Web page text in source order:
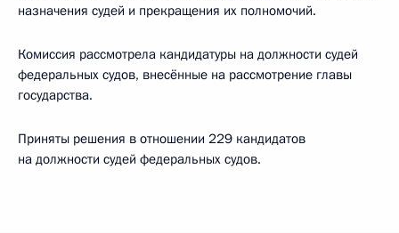
назначения судей и прекращения их полномочий.
Комиссия рассмотрела кандидатуры на должности судей
федеральных судов, внесённые на рассмотрение главы
государства.
Приняты решения в отношении 229 кандидатов
на должности судей федеральных судов.